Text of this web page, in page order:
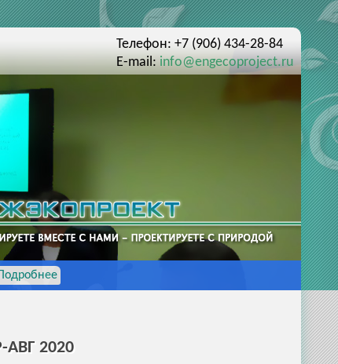
Телефон: +7 (906) 434-28-84
E-mail:info@engecoproject.ru
Подробнее
2020